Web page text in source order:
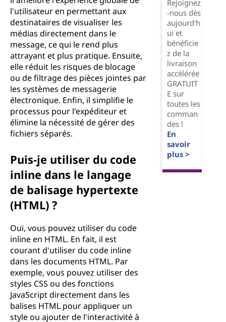
l'utilisateur en permettant aux
destinataires de visualiser les
médias directement dans le
message, ce qui le rend plus
attrayant et plus pratique. Ensuite,
elle réduit les risques de blocage
ou de filtrage des pièces jointes par
les systèmes de messagerie
électronique. Enfin, il simplifie le
processus pour l'expéditeur et
élimine la nécessité de gérer des
fichiers séparés.
Puis-je utiliser du code
inline dans le langage
de balisage hypertexte
(HTML) ?
Oui, vous pouvez utiliser du code
inline en HTML. En fait, il est
courant d'utiliser du code inline
dans les documents HTML. Par
exemple, vous pouvez utiliser des
styles CSS ou des fonctions
JavaScript directement dans les
balises HTML pour appliquer un
style ou ajouter de l'interactivité à
Rejoignez
-nous dès
aujourd'h
ui et
bénéficie
z de la
livraison
accélérée
GRATUIT
E sur
toutes les
comman
des !
En
savoir
plus >